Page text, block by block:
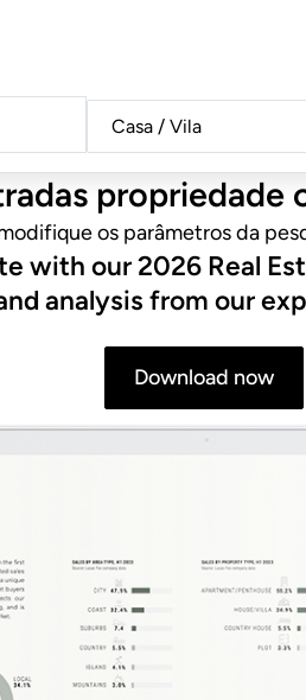
propriedade
os parâmetros da
with our 2026 Real
analysis from our
Download now